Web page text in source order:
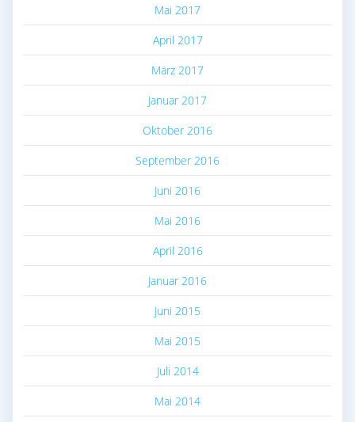
Mai 2017
April 2017
März 2017
Januar 2017
Oktober 2016
September 2016
Juni 2016
Mai 2016
April 2016
Januar 2016
Juni 2015
Mai 2015
Juli 2014
Mai 2014